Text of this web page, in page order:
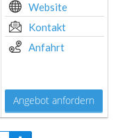
Website
Kontakt
Anfahrt
Angebot anfordern